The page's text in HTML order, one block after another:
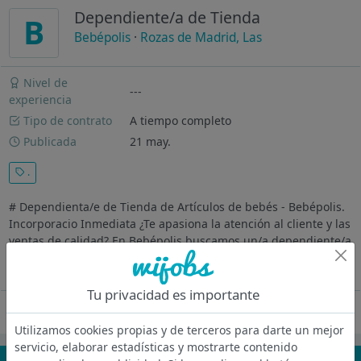
B Dependiente/a de Tienda
Bebépolis · Rozas de Madrid, Las
Nivel de
experiencia
---
Tipo de contrato
A tiempo completo
Publicada
21 may.
.
# Dependienta/e de Tienda de Artículos de bebés - Bebépolis.
Incorporacio Inmediata ¿Te apasiona la atención al cliente y las
ventas de calidad? En Bebépolis buscamos un/a dependiente/a
para nuestra tienda especializada en puericultura premium.
Oferta desactivada
Tu privacidad es importante
Utilizamos cookies propias y de terceros para darte un mejor
servicio, elaborar estadísticas y mostrarte contenido